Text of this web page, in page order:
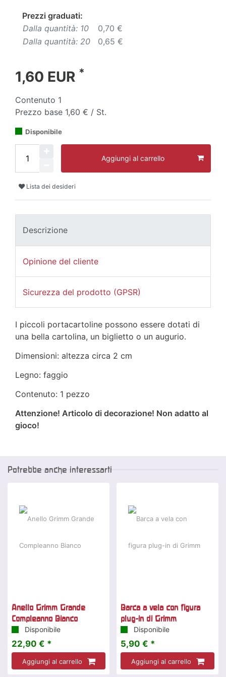
Prezzi graduati:
Dalla quantità: 10
0,70 €
Dalla quantità: 20
0,65 €
1,60 EUR *
Contenuto 1
Prezzo base 1,60 € / St.
Disponibile
Aggiungi al carrello
Lista dei desideri
Descrizione
Opinione del cliente
Sicurezza del prodotto (GPSR)
I piccoli portacartoline possono essere dotati di
una bella cartolina, un biglietto o un augurio.
Dimensioni: altezza circa 2 cm
Legno: faggio
Contenuto: 1 pezzo
Attenzione! Articolo di decorazione! Non adatto al
gioco!
Potrebbe anche interessarti
Anello Grimm Grande
Compleanno Bianco
Disponibile
22,90 € *
Aggiungi al carrello
Barca a vela con figura
plug-in di Grimm
Disponibile
5,90 € *
Aggiungi al carrello